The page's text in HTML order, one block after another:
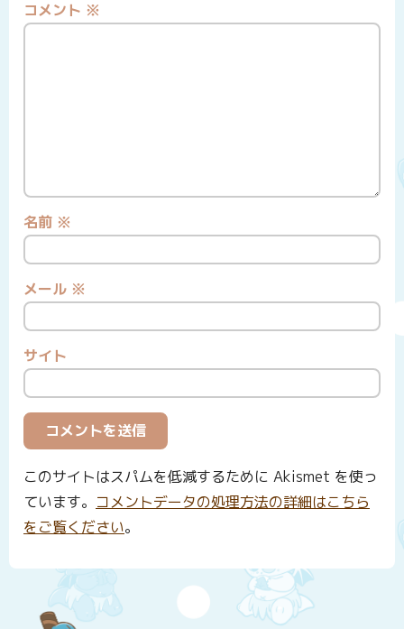
コメント ※
名前 ※
メール ※
サイト
このサイトはスパムを低減するために Akismet を使っ
ています。 コメントデータの処理方法の詳細はこちら
をご覧ください。